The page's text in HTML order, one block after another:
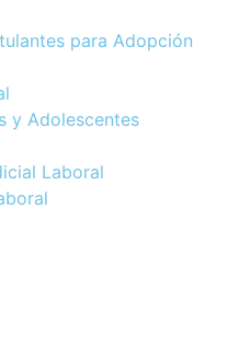
para Adopción
y Adolescentes
Laboral